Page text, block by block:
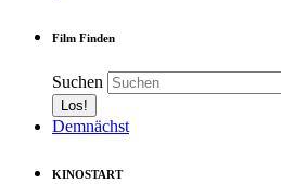
Film Finden
Suchen
Demnächst
KINOSTART